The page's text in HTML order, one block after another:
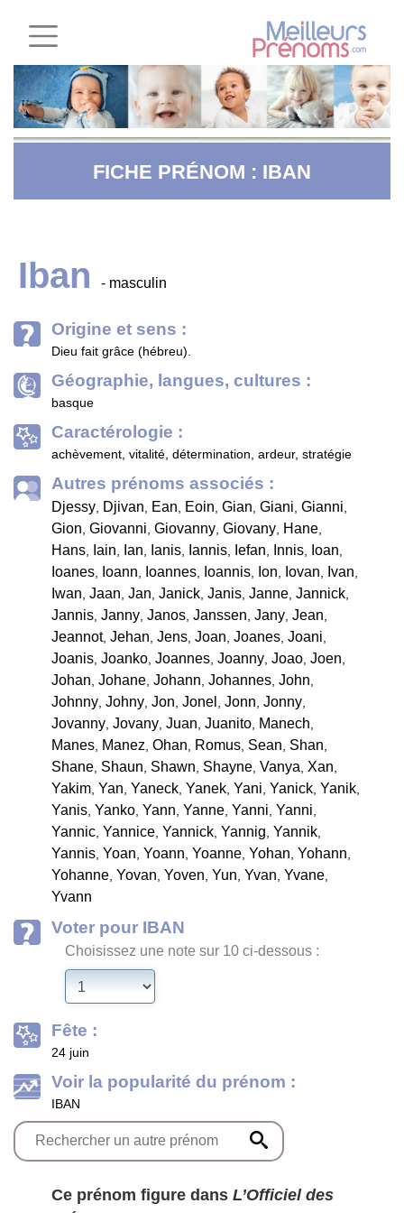
FICHE PRÉNOM : IBAN
Iban - masculin
Origine et sens :
Dieu fait grâce (hébreu).
Géographie, langues, cultures :
basque
Caractérologie :
achèvement, vitalité, détermination, ardeur, stratégie
Autres prénoms associés :
Djessy, Djivan, Ean, Eoin, Gian, Giani, Gianni,
Gion, Giovanni, Giovanny, Giovany, Hane,
Hans, Iain, Ian, Ianis, Iannis, Iefan, Innis, Ioan,
Ioanes, Ioann, Ioannes, Ioannis, Ion, Iovan, Ivan,
Iwan, Jaan, Jan, Janick, Janis, Janne, Jannick,
Jannis, Janny, Janos, Janssen, Jany, Jean,
Jeannot, Jehan, Jens, Joan, Joanes, Joani,
Joanis, Joanko, Joannes, Joanny, Joao, Joen,
Johan, Johane, Johann, Johannes, John,
Johnny, Johny, Jon, Jonel , Jonn, Jonny,
Jovanny, Jovany, Juan, Juanito, Manech,
Manes, Manez, Ohan, Romus, Sean, Shan,
Shane, Shaun, Shawn, Shayne, Vanya, Xan,
Yakim, Yan, Yaneck, Yanek, Yani, Yanick, Yanik,
Yanis, Yanko, Yann, Yanne, Yanni, Yanni,
Yannic, Yannice, Yannick, Yannig, Yannik,
Yannis, Yoan, Yoann, Yoanne, Yohan, Yohann,
Yohanne, Yovan, Yoven, Yun, Yvan, Yvane,
Yvann
Voter pour IBAN
Choisissez une note sur 10 ci-dessous :
Fête :
24 juin
Voir la popularité du prénom :
IBAN
Ce prénom figure dans L’Officiel des